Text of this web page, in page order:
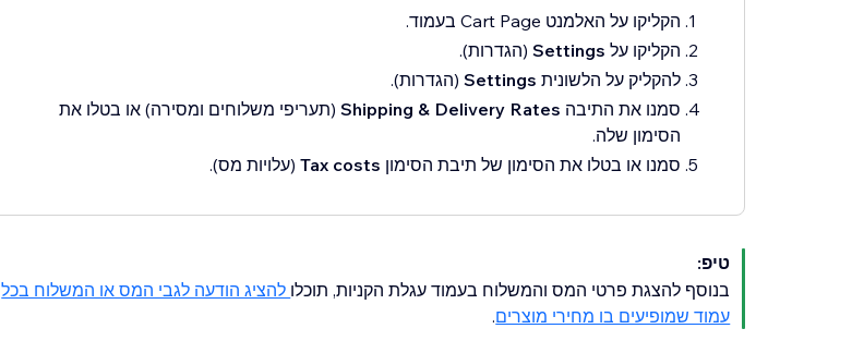
הקליקו על האלמנט Cart Page בעמוד.
הקליקו על Settings(הגדרות).
להקליק על הלשונית Settings (הגדרות).
סמנו את התיבה Shipping & Delivery Rates(תעריפי משלוחים ומסירה) או בטלו את
הסימון שלה.
סמנו או בטלו את הסימון של תיבת הסימון Tax costs (עלויות מס).
טיפ:
בנוסף להצגת פרטי המס והמשלוח בעמוד עגלת הקניות, תוכלו להציג הודעה לגבי המס או המשלוח בכל
עמוד שמופיעים בו מחירי מוצרים.